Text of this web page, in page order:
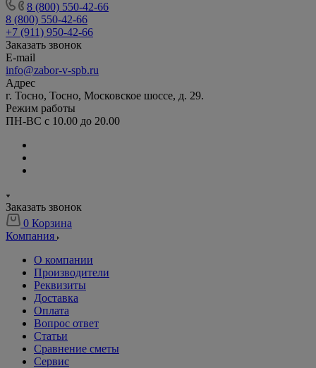
8 (800) 550-42-66
8 (800) 550-42-66
+7 (911) 950-42-66
Заказать звонок
E-mail
info@zabor-v-spb.ru
Адрес
г. Тосно, Тосно, Московское шоссе, д. 29.
Режим работы
ПН-ВС с 10.00 до 20.00
Заказать звонок
0 Корзина
Компания
О компании
Производители
Реквизиты
Доставка
Оплата
Вопрос ответ
Статьи
Сравнение сметы
Сервис